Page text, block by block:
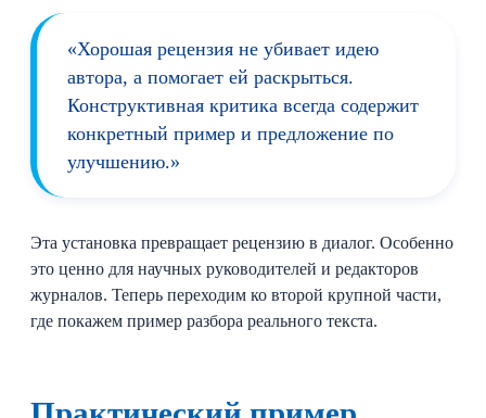
«Хорошая рецензия не убивает идею
автора, а помогает ей раскрыться.
Конструктивная критика всегда содержит
конкретный пример и предложение по
улучшению.»
Эта установка превращает рецензию в диалог. Особенно
это ценно для научных руководителей и редакторов
журналов. Теперь переходим ко второй крупной части,
где покажем пример разбора реального текста.